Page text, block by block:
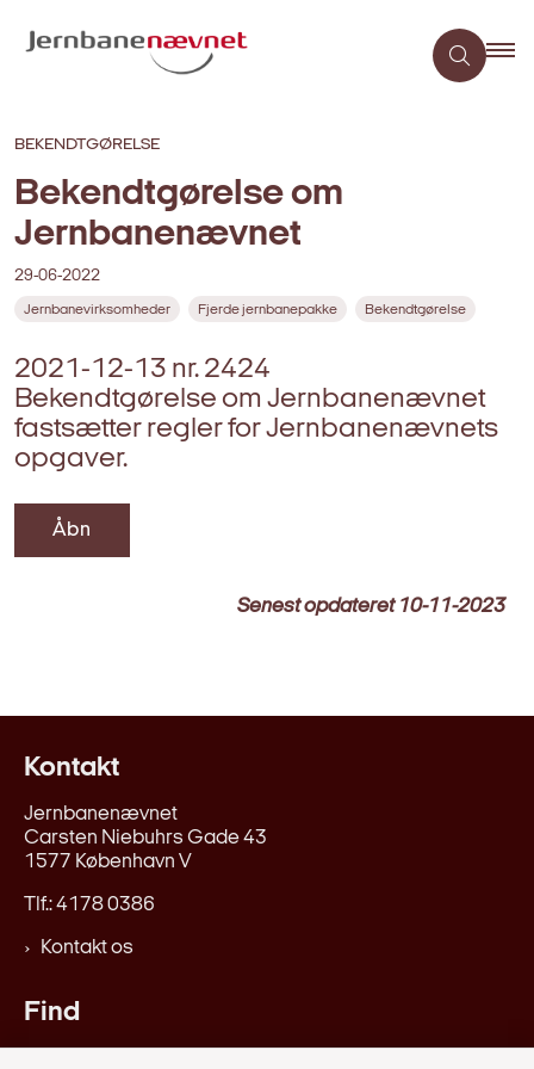
BEKENDTGØRELSE
Bekendtgørelse om
Jernbanenævnet
29-06-2022
Jernbanevirksomheder Fjerde jernbanepakke Bekendtgørelse
2021-12-13 nr. 2424
Bekendtgørelse om Jernbanenævnet
fastsætter regler for Jernbanenævnets
opgaver.
Åbn
Senest opdateret 10-11-2023
Kontakt
Jernbanenævnet
Carsten Niebuhrs Gade 43
1577 København V
Tlf.: 4178 0386
Kontakt os
Find